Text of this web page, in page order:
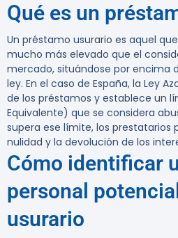
Qué es un
Un préstamo usurario es aquel
mucho más elevado que el
mercado, situándose por encima
ley. En el caso de España, la Ley
de los préstamos y establece un
Equivalente) que se considera
supera ese límite, los prestatarios
nulidad y la devolución de los
Cómo identificar
personal
usurario